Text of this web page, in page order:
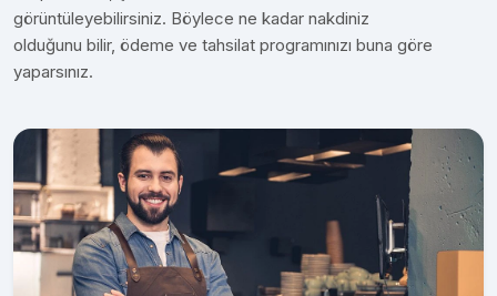
görüntüleyebilirsiniz. Böylece ne kadar nakdiniz
olduğunu bilir, ödeme ve tahsilat programınızı buna göre
yaparsınız.